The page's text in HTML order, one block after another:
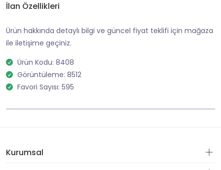
İlan Özellikleri
Ürün hakkında detaylı bilgi ve güncel fiyat teklifi için mağaza
ile iletişime geçiniz.
Ürün Kodu: 8408
Görüntüleme: 8512
Favori Sayısı: 595
Kurumsal